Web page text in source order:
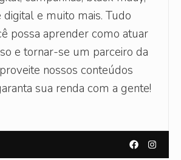
e muito mais. Tudo
possa aprender como atuar
e tornar-se um parceiro da
nossos conteúdos
sua renda com a gente!